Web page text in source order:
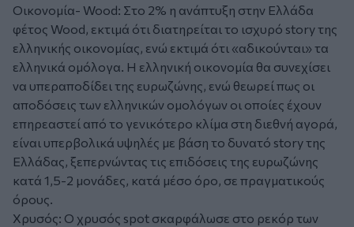
Οικονομία- Wood: Στο 2% η ανάπτυξη στην Ελλάδα
φέτος Wood, εκτιμά ότι διατηρείται το ισχυρό story της
ελληνικής οικονομίας, ενώ εκτιμά ότι «αδικούνται» τα
ελληνικά ομόλογα. Η ελληνική οικονομία θα συνεχίσει
να υπεραποδίδει της ευρωζώνης, ενώ θεωρεί πως οι
αποδόσεις των ελληνικών ομολόγων οι οποίες έχουν
επηρεαστεί από το γενικότερο κλίμα στη διεθνή αγορά,
είναι υπερβολικά υψηλές με βάση το δυνατό story της
Ελλάδας, ξεπερνώντας τις επιδόσεις της ευρωζώνης
κατά 1,5-2 μονάδες, κατά μέσο όρο, σε πραγματικούς
όρους.
Χρυσός: Ο χρυσός spot σκαρφάλωσε στο ρεκόρ των